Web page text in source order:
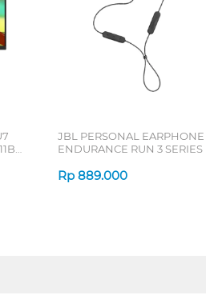
JBL PERSONAL EARPHONE
ENDURANCE RUN 3 SERIES
Rp 889.000